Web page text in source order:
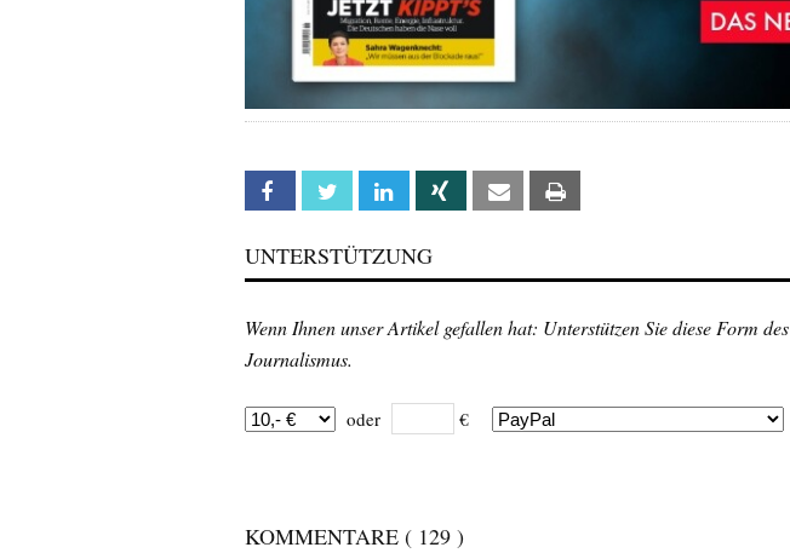
Facebook Twitter Linkedin Xing Email
UNTERSTÜTZUNG
Wenn Ihnen unser Artikel gefallen hat: Unterstützen Sie diese Form des
Journalismus.
oder €
KOMMENTARE ( 129 )